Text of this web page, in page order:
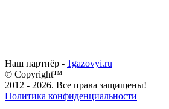
Наш партнёр - 1gazovyi.ru
© Copyright™
2012 - 2026. Все права защищены!
Политика конфиденциальности